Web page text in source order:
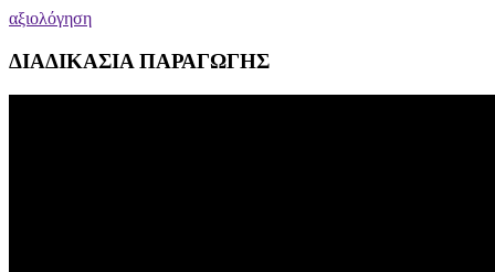
αξιολόγηση
ΔΙΑΔΙΚΑΣΙΑ ΠΑΡΑΓΩΓΗΣ